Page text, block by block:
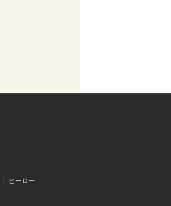
ヒーロー